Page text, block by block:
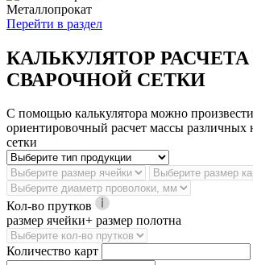
Металлопрокат
Перейти в раздел
КАЛЬКУЛЯТОР РАСЧЕТА
СВАРОЧНОЙ СЕТКИ
С помощью калькулятора можно произвести
ориентировочный расчет массы различных
сетки
Кол-во прутков
размер ячейки+ размер полотна
Количество карт